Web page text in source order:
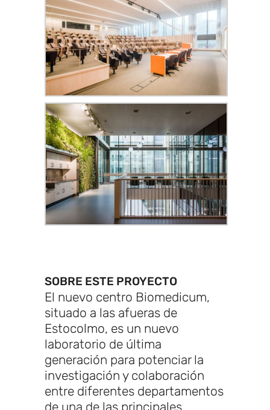
SOBRE ESTE PROYECTO
El nuevo centro Biomedicum,
situado a las afueras de
Estocolmo, es un nuevo
laboratorio de última
generación para potenciar la
investigación y colaboración
entre diferentes departamentos
de una de las principales